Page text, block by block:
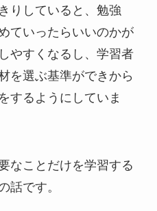
りしていると、勉強
ていったらいいのかが
やすくなるし、学習者
を選ぶ基準ができから
するようにしていま
なことだけを学習する
話です。